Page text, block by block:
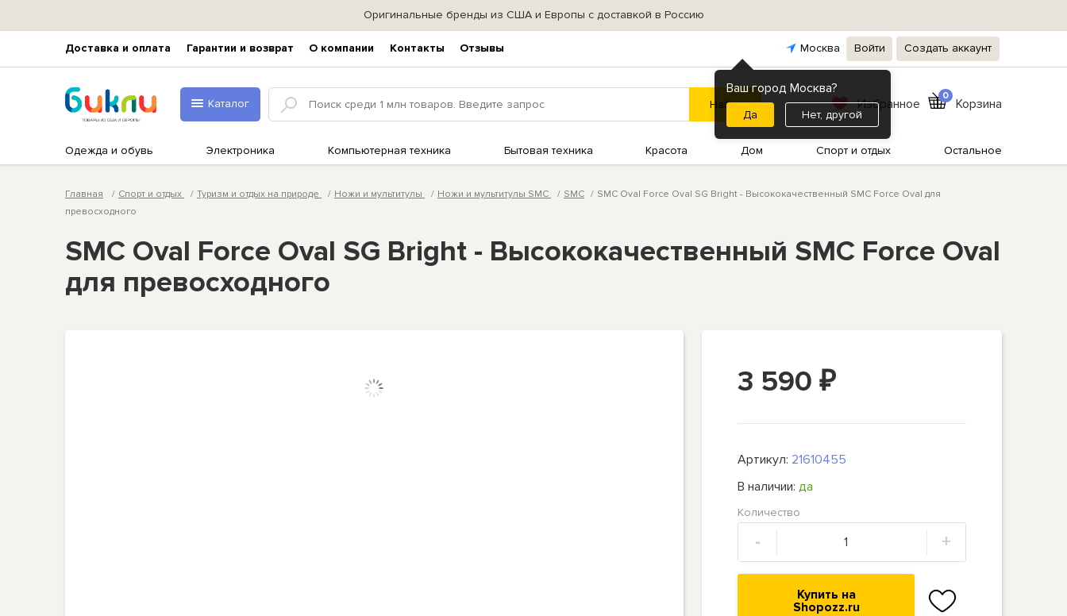
Оригинальные бренды из США и Европы с доставкой в Россию
Доставка и оплата Гарантии и возврат О компании Контакты Отзывы Москва
Ваш город Москва?
Нет, другой
Войти Создать аккаунт
Каталог Избранное
0
Корзина
Одежда и обувь Электроника Компьютерная техника Бытовая техника Красота Дом Спорт и отдых Остальное
Главная Спорт и отдых Туризм и отдых на природе Ножи и мультитулы Ножи и мультитулы SMC SMC
SMC Oval Force Oval SG Bright - Высококачественный SMC Force Oval для
превосходного
SMC Oval Force Oval SG Bright - Высококачественный SMC Force Oval
для превосходного
3 590₽
Артикул: 21610455
В наличии:да
Количество
- +
Купить на
Shopozz.ru